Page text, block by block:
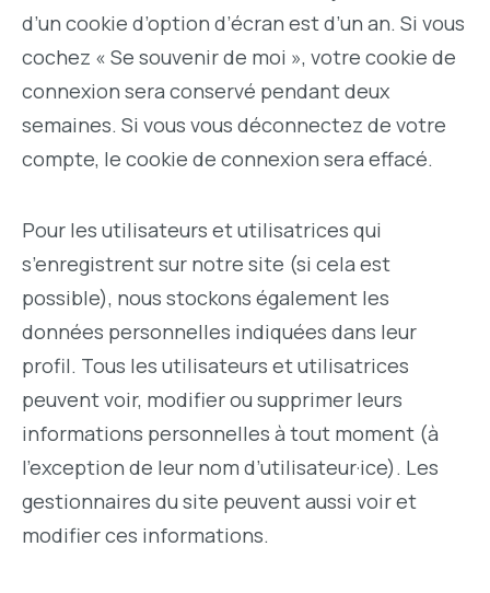
d’un cookie d’option d’écran est d’un an. Si vous
cochez « Se souvenir de moi », votre cookie de
connexion sera conservé pendant deux
semaines. Si vous vous déconnectez de votre
compte, le cookie de connexion sera effacé.
Pour les utilisateurs et utilisatrices qui
s’enregistrent sur notre site (si cela est
possible), nous stockons également les
données personnelles indiquées dans leur
profil. Tous les utilisateurs et utilisatrices
peuvent voir, modifier ou supprimer leurs
informations personnelles à tout moment (à
l’exception de leur nom d’utilisateur·ice). Les
gestionnaires du site peuvent aussi voir et
modifier ces informations.